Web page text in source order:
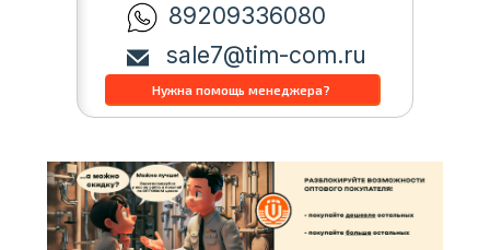
89209336080
sale7@tim-com.ru